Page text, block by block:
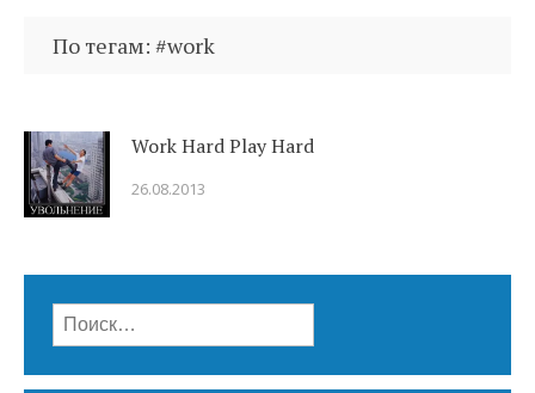
кПо тегам: #work
Work Hard Play Hard
26.08.2013
Найти: